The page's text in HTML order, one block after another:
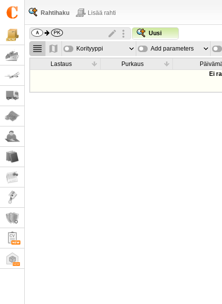
Rahtihaku Lisää rahti
Uusi
Korityyppi Add parameters
Lastaus Purkaus
Ei